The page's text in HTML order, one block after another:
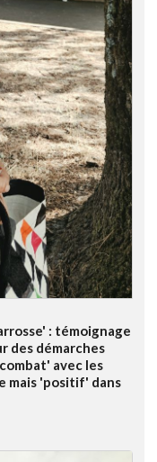
: témoignage
des démarches
avec les
mais 'positif' dans